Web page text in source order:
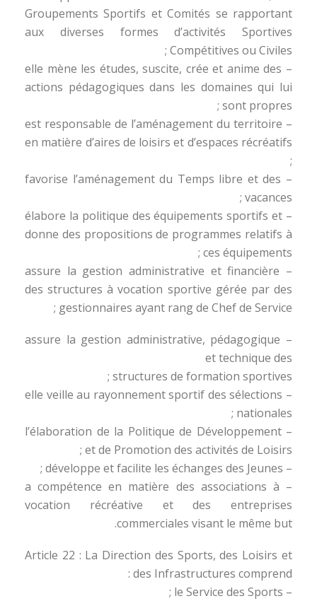
Groupements Sportifs et Comités se rapportant
aux diverses formes d’activités Sportives
Compétitives ou Civiles ;
– elle mène les études, suscite, crée et anime des
actions pédagogiques dans les domaines qui lui
sont propres ;
– est responsable de l’aménagement du territoire
en matière d’aires de loisirs et d’espaces récréatifs
;
– favorise l’aménagement du Temps libre et des
vacances ;
– élabore la politique des équipements sportifs et
donne des propositions de programmes relatifs à
ces équipements ;
– assure la gestion administrative et financière
des structures à vocation sportive gérée par des
gestionnaires ayant rang de Chef de Service ;
– assure la gestion administrative, pédagogique
et technique des
structures de formation sportives ;
– elle veille au rayonnement sportif des sélections
nationales ;
– l’élaboration de la Politique de Développement
et de Promotion des activités de Loisirs ;
– développe et facilite les échanges des Jeunes ;
– a compétence en matière des associations à
vocation récréative et des entreprises
commerciales visant le même but.
Article 22 : La Direction des Sports, des Loisirs et
des Infrastructures comprend :
– le Service des Sports ;